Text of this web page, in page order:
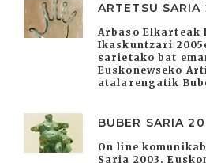
ARTETSU
Arbaso Elkarteak
Ikaskuntzari
sarietako bat
Euskonewseko
atalarengatik
BUBER SARIA
On line
Saria 2003.